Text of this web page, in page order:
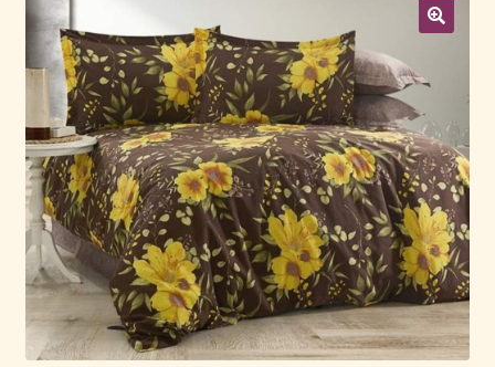
Βρεφικά Λευκά Είδη
Επικοινωνία
Επιστροφές Προϊόντων
Η εταιρία μας
Η Συλλογή μας σε Κουβερλί
Καλάθι Αγορών